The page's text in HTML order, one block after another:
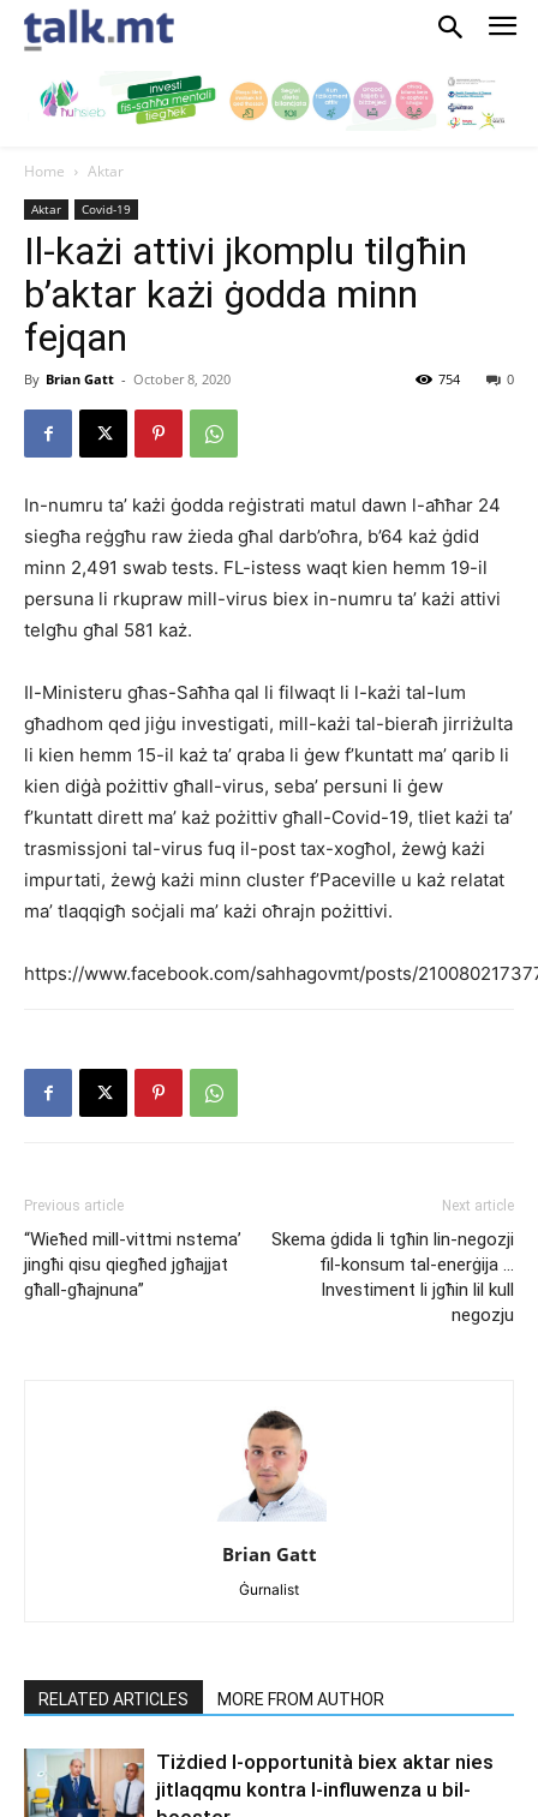
Home Aktar
Aktar Covid-19
Il-każi attivi jkomplu tilgħin
b’aktar każi ġodda minn
fejqan
By Brian Gatt - October 8, 2020 0
754
In-numru ta’ każi ġodda reġistrati matul dawn l-aħħar 24
siegħa reġgħu raw żieda għal darb’oħra, b’64 każ ġdid
minn 2,491 swab tests. FL-istess waqt kien hemm 19-il
persuna li rkupraw mill-virus biex in-numru ta’ każi attivi
telgħu għal 581 każ.
Il-Ministeru għas-Saħħa qal li filwaqt li l-każi tal-lum
għadhom qed jiġu investigati, mill-każi tal-bieraħ jirriżulta
li kien hemm 15-il każ ta’ qraba li ġew f’kuntatt ma’ qarib li
kien diġà pożittiv għall-virus, seba’ persuni li ġew
f’kuntatt dirett ma’ każ pożittiv għall-Covid-19, tliet każi ta’
trasmissjoni tal-virus fuq il-post tax-xogħol, żewġ każi
impurtati, żewġ każi minn cluster f’Paceville u każ relatat
ma’ tlaqqigħ soċjali ma’ każi oħrajn pożittivi.
https://www.facebook.com/sahhagovmt/posts/
Previous article
“Wieħed mill-vittmi nstema’
jingħi qisu qiegħed jgħajjat
għall-għajnuna”
Next article
Skema ġdida li tgħin lin-negozji
fil-konsum tal-enerġija …
Investiment li jgħin lil kull
negozju
Brian Gatt
Ġurnalist
RELATED ARTICLES MORE FROM AUTHOR
Tiżdied l-opportunità biex aktar nies
jitlaqqmu kontra l-influwenza u bil-